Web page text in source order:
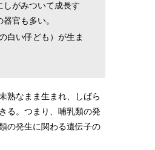
がみついて成長す
官も多い。
白い仔ども）が生ま
熟なまま生まれ、しばら
る。つまり、哺乳類の発
の発生に関わる遺伝子の